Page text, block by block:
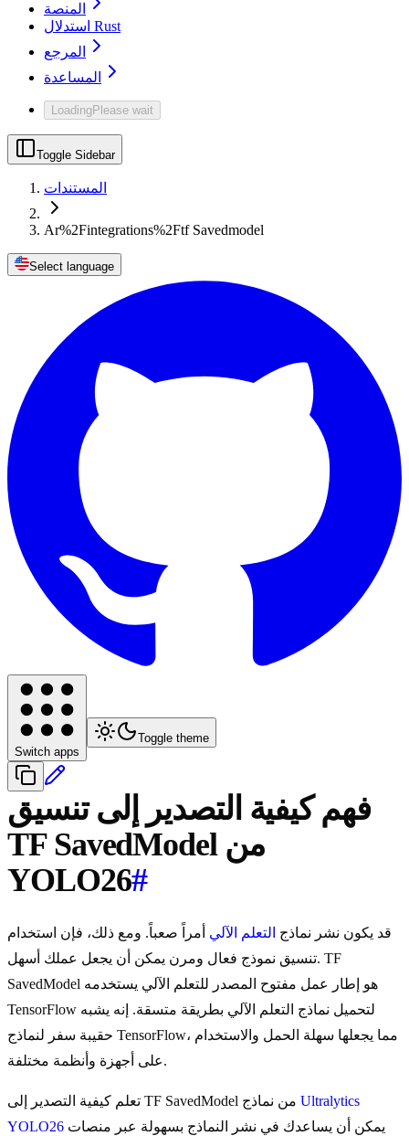
المنصة
استدلال Rust
المرجع
المساعدة
LoadingPlease wait
Toggle Sidebar
المستندات
Ar%2Fintegrations%2Ftf Savedmodel
Select language
Switch apps
Toggle theme
فهم كيفية التصدير إلى تنسيق
TF SavedModel من
YOLO26#
قد يكون نشر نماذج التعلم الآلي أمراً صعباً. ومع ذلك، فإن استخدام
تنسيق نموذج فعال ومرن يمكن أن يجعل عملك أسهل. TF
SavedModel هو إطار عمل مفتوح المصدر للتعلم الآلي يستخدمه
TensorFlow لتحميل نماذج التعلم الآلي بطريقة متسقة. إنه يشبه
حقيبة سفر لنماذج TensorFlow، مما يجعلها سهلة الحمل والاستخدام
على أجهزة وأنظمة مختلفة.
Ultralytics
YOLO26